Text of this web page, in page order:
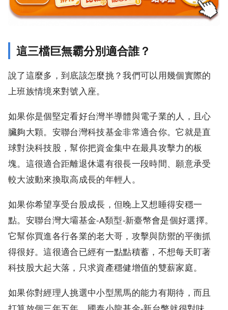
這三檔巨無霸分別適合誰？
說了這麼多，到底該怎麼挑？我們可以用幾個實際的
上班族情境來對號入座。
如果你是個堅定看好台灣半導體與電子業的人，且心
臟夠大顆。安聯台灣科技基金非常適合你。它就是直
球對決科技股，幫你把資金集中在最具攻擊力的板
塊。這很適合距離退休還有很長一段時間、願意承受
較大波動來換取高成長的年輕人。
如果你希望享受台股成長，但晚上又想睡得安穩一
點。安聯台灣大壩基金-A類型-新臺幣會是個好選擇。
它幫你買進各行各業的老大哥，攻擊與防禦的平衡抓
得很好。這很適合已經有一點點積蓄，不想每天盯著
科技股大起大落，只求資產穩健增值的雙薪家庭。
如果你對經理人挑選中小型黑馬的能力有期待，而且